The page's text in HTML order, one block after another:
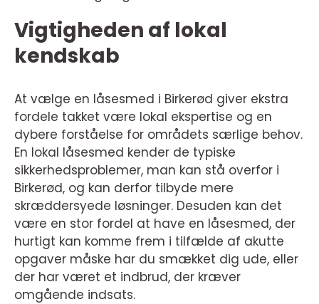
Vigtigheden af lokal
kendskab
At vælge en låsesmed i Birkerød giver ekstra
fordele takket være lokal ekspertise og en
dybere forståelse for områdets særlige behov.
En lokal låsesmed kender de typiske
sikkerhedsproblemer, man kan stå overfor i
Birkerød, og kan derfor tilbyde mere
skræddersyede løsninger. Desuden kan det
være en stor fordel at have en låsesmed, der
hurtigt kan komme frem i tilfælde af akutte
opgaver måske har du smækket dig ude, eller
der har været et indbrud, der kræver
omgående indsats.